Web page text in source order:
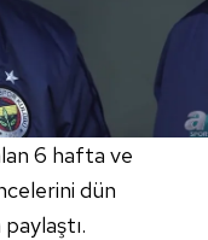
6 hafta ve
dün